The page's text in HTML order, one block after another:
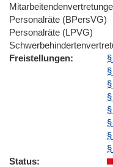
Personalräte (BPersVG)
Personalräte (LPVG)
Freistellungen
Status